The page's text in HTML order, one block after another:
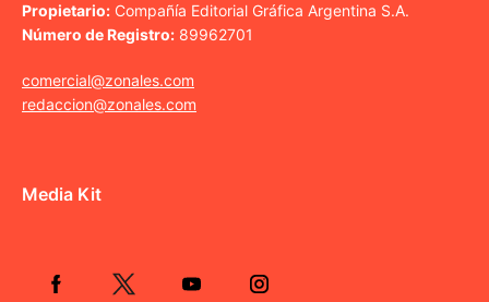
Propietario: Compañía Editorial Gráfica Argentina S.A.
Número de Registro: 89962701
comercial@zonales.com
redaccion@zonales.com
Media Kit